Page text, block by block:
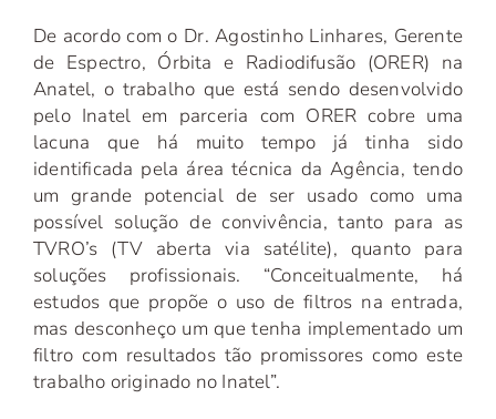
De acordo com o Dr. Agostinho Linhares, Gerente
de Espectro, Órbita e Radiodifusão (ORER) na
Anatel, o trabalho que está sendo desenvolvido
pelo Inatel em parceria com ORER cobre uma
lacuna que há muito tempo já tinha sido
identificada pela área técnica da Agência, tendo
um grande potencial de ser usado como uma
possível solução de convivência, tanto para as
TVRO’s (TV aberta via satélite), quanto para
soluções profissionais. “Conceitualmente, há
estudos que propõe o uso de filtros na entrada,
mas desconheço um que tenha implementado um
filtro com resultados tão promissores como este
trabalho originado no Inatel”.